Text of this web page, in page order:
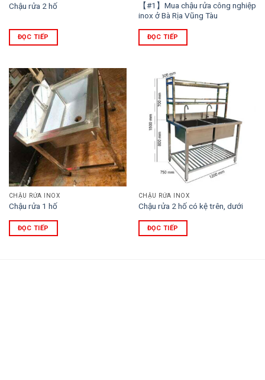
Chậu rửa 2 hố
ĐỌC TIẾP
【#1】Mua chậu rửa công nghiệp
inox ở Bà Rịa Vũng Tàu
ĐỌC TIẾP
CHẬU RỬA INOX
Chậu rửa 1 hố
ĐỌC TIẾP
CHẬU RỬA INOX
Chậu rửa 2 hố có kệ trên, dưới
ĐỌC TIẾP